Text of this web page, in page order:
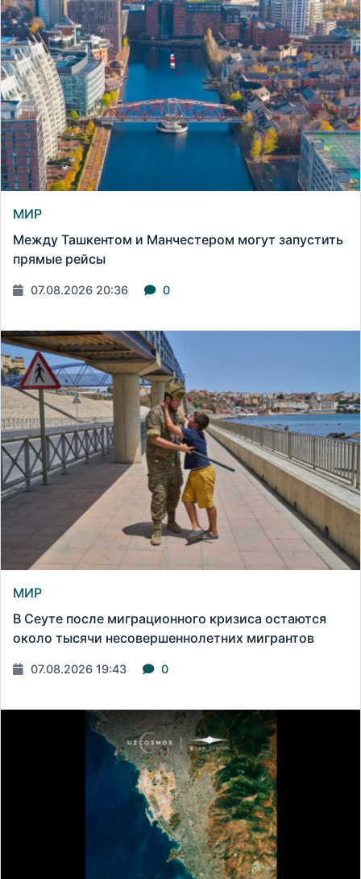
МИР
Между Ташкентом и Манчестером могут запустить
прямые рейсы
07.08.2026 20:36 0
МИР
В Сеуте после миграционного кризиса остаются
около тысячи несовершеннолетних мигрантов
07.08.2026 19:43 0